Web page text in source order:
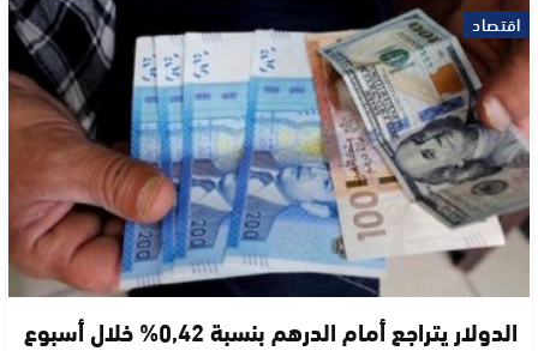
اقتصاد
الدولار يتراجع أمام الدرهم بنسبة 0,42% خلال أسبوع